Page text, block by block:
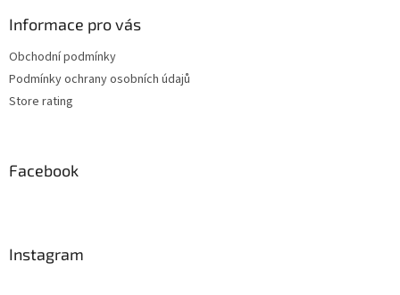
Informace pro vás
Obchodní podmínky
Podmínky ochrany osobních údajů
Store rating
Facebook
Instagram